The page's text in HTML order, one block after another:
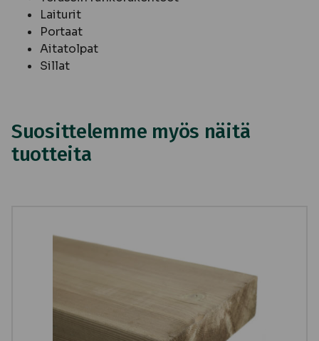
Laiturit
Portaat
Aitatolpat
Sillat
Suosittelemme myös näitä
tuotteita